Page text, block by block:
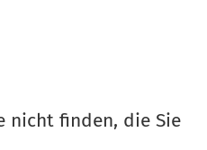
nicht finden, die Sie